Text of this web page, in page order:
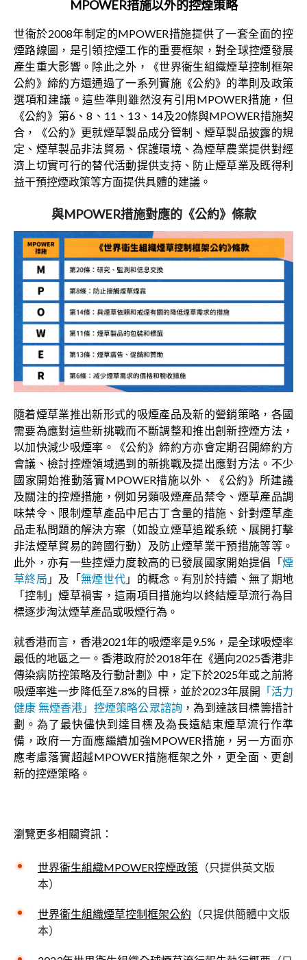
MPOWER措施以外的控煙策略
世衞於2008年制定的MPOWER措施提供了一套全面的控
煙路線圖，是引領控煙工作的重要框架，對全球控煙發展
產生重大影響。除此之外，《世界衞生組織煙草控制框架
公約》締約方還通過了一系列實施《公約》的準則及政策
選項和建議。這些準則雖然沒有引用MPOWER措施，但
《公約》第6、8、11、13、14及20條與MPOWER措施契
合，《公約》更就煙草製品成分管制、煙草製品披露的規
定、煙草製品非法貿易、保護環境、為煙草農業提供對經
濟上切實可行的替代活動提供支持、防止煙草業及既得利
益干預控煙政策等方面提供具體的建議。
與MPOWER措施對應的《公約》條款
隨着煙草業推出新形式的吸煙產品及新的營銷策略，各國
需要為應對這些新挑戰而不斷調整和推出創新控煙方法，
以加快減少吸煙率。《公約》締約方亦會定期召開締約方
會議、檢討控煙領域遇到的新挑戰及提出應對方法。不少
國家開始推動落實MPOWER措施以外、《公約》所建議
及關注的控煙措施，例如另類吸煙產品禁令、煙草產品調
味禁令、限制煙草產品中尼古丁含量的措施、針對煙草產
品走私問題的解決方案（如設立煙草追蹤系統、展開打擊
非法煙草貿易的跨國行動）及防止煙草業干預措施等等。
此外，亦有一些控煙力度較高的已發展國家開始提倡「煙
草終局 」及「無煙世代 」的概念。有別於持續、無了期地
「控制」煙草禍害，這兩項目措施均以終結煙草流行為目
標逐步淘汰煙草產品或吸煙行為。
就香港而言，香港2021年的吸煙率是9.5%，是全球吸煙率
最低的地區之一。香港政府於2018年在《邁向2025香港非
傳染病防控策略及行動計劃》中，定下於2025年或之前將
吸煙率進一步降低至7.8%的目標，並於2023年展開 「活力
健康 無煙香港」控煙策略公眾諮詢 ，為到達該目標籌措計
劃。為了最快儘快到達目標及為長遠結束煙草流行作準
備，政府一方面應繼續加強MPOWER措施，另一方面亦
應考慮落實超越MPOWER措施框架之外，更全面、更創
新的控煙策略。
瀏覽更多相關資訊：
世界衞生組織MPOWER控煙政策 （只提供英文版
本）
世界衞生組織煙草控制框架公約 （只提供簡體中文版
本）